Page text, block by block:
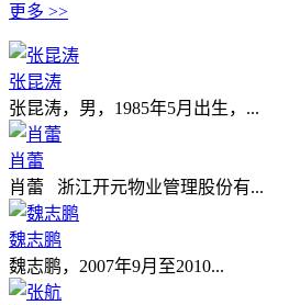
更多 >>
张昆涛
张昆涛，男，1985年5月出生，...
肖蕾
肖蕾 浙江开元物业管理股份有...
魏志鹏
魏志鹏，2007年9月至2010...